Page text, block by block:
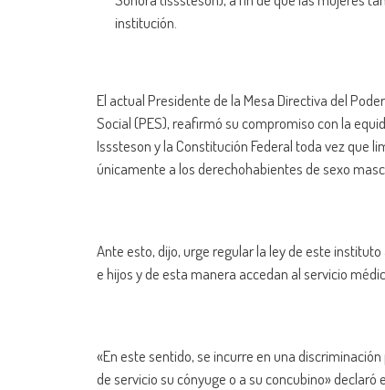
institución.
El actual Presidente de la Mesa Directiva del
Social (PES), reafirmó su compromiso con la
Isssteson y la Constitución Federal toda vez que
únicamente a los derechohabientes de sexo
Ante esto, dijo, urge regular la ley de este
e hijos y de esta manera accedan al servicio
«En este sentido, se incurre en una
de servicio su cónyuge o a su concubino» declaró